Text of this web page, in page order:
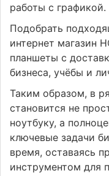
работы с графикой.
Подобрать
интернет магазин
планшеты с
бизнеса, учёбы и
Таким образом, в
становится не
ноутбуку, а
ключевые задачи
время, оставаясь
инструментом для